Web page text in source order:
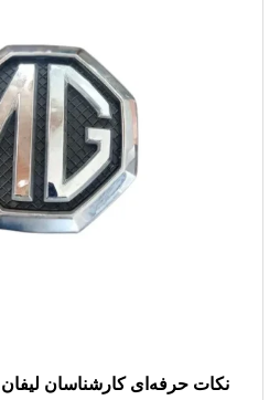
نکات حرفه‌ای کارشناسان لیفان